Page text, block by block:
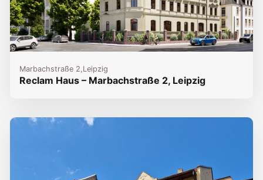
Marbachstraße 2,Leipzig
Reclam Haus – Marbachstraße 2, Leipzig